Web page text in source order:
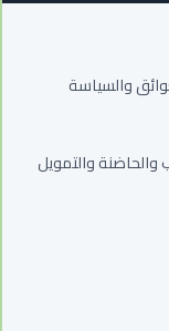
والسياسة
والحاضنة والتمويل